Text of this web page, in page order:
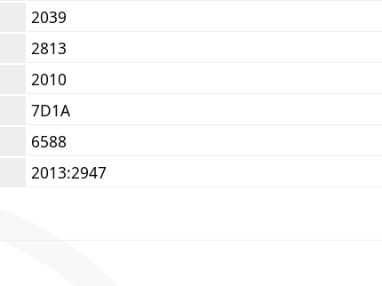
2039
2813
2010
7D1A
6588
2013:2947